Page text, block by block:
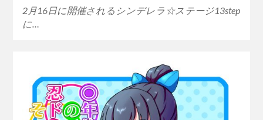
2月16日に開催されるシンデレラ☆ステージ13step
に…